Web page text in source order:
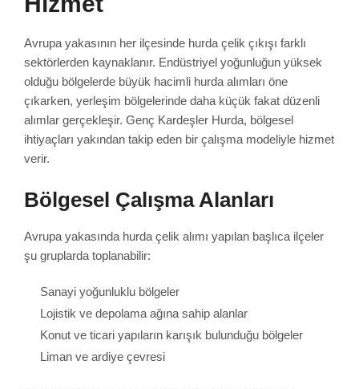
Avrupa yakasının her ilçesinde hurda çelik çıkışı farklı
sektörlerden kaynaklanır. Endüstriyel yoğunluğun yüksek
olduğu bölgelerde büyük hacimli hurda alımları öne
çıkarken, yerleşim bölgelerinde daha küçük fakat düzenli
alımlar gerçekleşir. Genç Kardeşler Hurda, bölgesel
ihtiyaçları yakından takip eden bir çalışma modeliyle hizmet
verir.
Bölgesel Çalışma Alanları
Avrupa yakasında hurda çelik alımı yapılan başlıca ilçeler
şu gruplarda toplanabilir:
Sanayi yoğunluklu bölgeler
Lojistik ve depolama ağına sahip alanlar
Konut ve ticari yapıların karışık bulunduğu bölgeler
Liman ve ardiye çevresi